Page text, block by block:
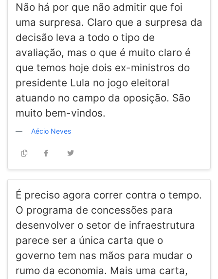
Não há por que não admitir que foi
uma surpresa. Claro que a surpresa da
decisão leva a todo o tipo de
avaliação, mas o que é muito claro é
que temos hoje dois ex-ministros do
presidente Lula no jogo eleitoral
atuando no campo da oposição. São
muito bem-vindos.
Aécio Neves
É preciso agora correr contra o tempo.
O programa de concessões para
desenvolver o setor de infraestrutura
parece ser a única carta que o
governo tem nas mãos para mudar o
rumo da economia. Mais uma carta,